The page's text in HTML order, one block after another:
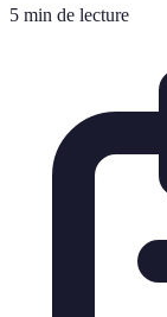
5 min de lecture